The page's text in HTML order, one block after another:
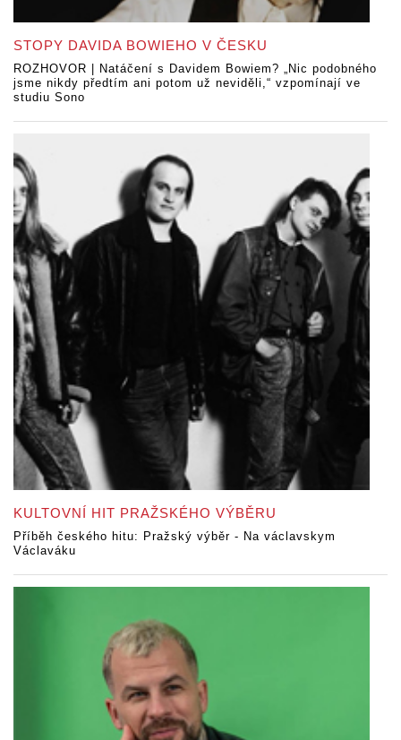
STOPY DAVIDA BOWIEHO V ČESKU
ROZHOVOR | Natáčení s Davidem Bowiem? „Nic podobného
jsme nikdy předtím ani potom už neviděli,“ vzpomínají ve
studiu Sono
KULTOVNÍ HIT PRAŽSKÉHO VÝBĚRU
Příběh českého hitu: Pražský výběr - Na václavskym
Václaváku